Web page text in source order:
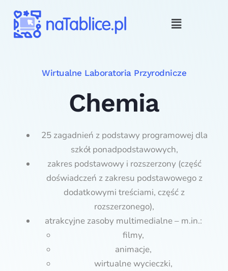
Wirtualne Laboratoria Przyrodnicze
Chemia
25 zagadnień z podstawy programowej dla
szkół ponadpodstawowych,
zakres podstawowy i rozszerzony (część
doświadczeń z zakresu podstawowego z
dodatkowymi treściami, część z
rozszerzonego),
atrakcyjne zasoby multimedialne – m.in.:
filmy,
animacje,
wirtualne wycieczki,